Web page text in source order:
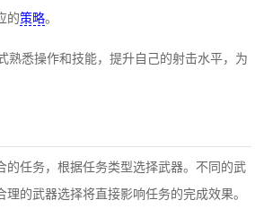
的策略。
熟悉操作和技能，提升自己的射击水平，为
的任务，根据任务类型选择武器。不同的武
的武器选择将直接影响任务的完成效果。